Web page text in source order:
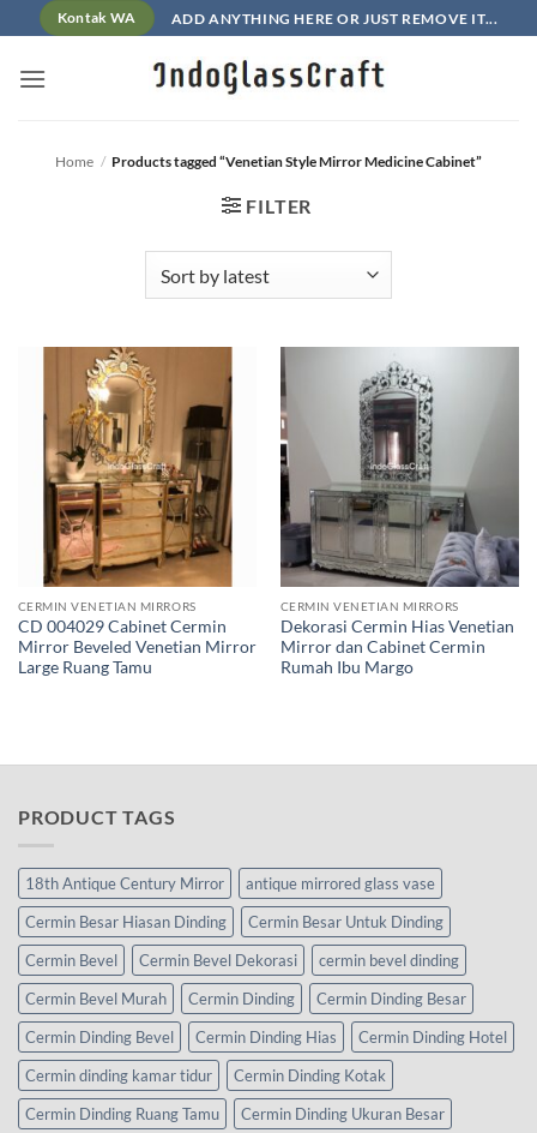
to
content
Kontak WA ADD ANYTHING HERE OR JUST REMOVE IT...
Home / Products tagged “Venetian Style Mirror Medicine Cabinet”
FILTER
CERMIN VENETIAN MIRRORS
CD 004029 Cabinet Cermin
Mirror Beveled Venetian Mirror
Large Ruang Tamu
CERMIN VENETIAN MIRRORS
Dekorasi Cermin Hias Venetian
Mirror dan Cabinet Cermin
Rumah Ibu Margo
PRODUCT TAGS
18th Antique Century Mirror
antique mirrored glass vase
Cermin Besar Hiasan Dinding
Cermin Besar Untuk Dinding
Cermin Bevel
Cermin Bevel Dekorasi
cermin bevel dinding
Cermin Bevel Murah
Cermin Dinding
Cermin Dinding Besar
Cermin Dinding Bevel
Cermin Dinding Hias
Cermin Dinding Hotel
Cermin dinding kamar tidur
Cermin Dinding Kotak
Cermin Dinding Ruang Tamu
Cermin Dinding Ukuran Besar